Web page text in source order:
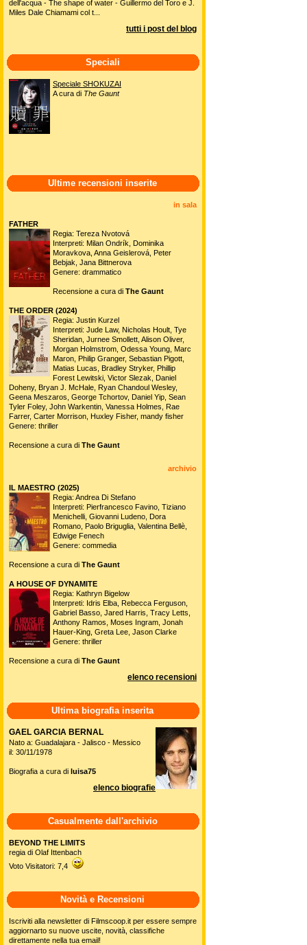
dell'acqua - The shape of water - Guillermo del Toro e J.
Miles Dale Chiamami col t...
tutti i post del blog
Speciali
Speciale SHOKUZAI
A cura di The Gaunt
Ultime recensioni inserite
in sala
FATHER
Regia: Tereza Nvotová
Interpreti: Milan Ondrík, Dominika
Moravkova, Anna Geislerová, Peter
Bebjak, Jana Bittnerova
Genere: drammatico
Recensione a cura di The Gaunt
THE ORDER (2024)
Regia: Justin Kurzel
Interpreti: Jude Law, Nicholas Hoult, Tye
Sheridan, Jurnee Smollett, Alison Oliver,
Morgan Holmstrom, Odessa Young, Marc
Maron, Philip Granger, Sebastian Pigott,
Matias Lucas, Bradley Stryker, Phillip
Forest Lewitski, Victor Slezak, Daniel
Doheny, Bryan J. McHale, Ryan Chandoul Wesley,
Geena Meszaros, George Tchortov, Daniel Yip, Sean
Tyler Foley, John Warkentin, Vanessa Holmes, Rae
Farrer, Carter Morrison, Huxley Fisher, mandy fisher
Genere: thriller
Recensione a cura di The Gaunt
archivio
IL MAESTRO (2025)
Regia: Andrea Di Stefano
Interpreti: Pierfrancesco Favino, Tiziano
Menichelli, Giovanni Ludeno, Dora
Romano, Paolo Briguglia, Valentina Bellè,
Edwige Fenech
Genere: commedia
Recensione a cura di The Gaunt
A HOUSE OF DYNAMITE
Regia: Kathryn Bigelow
Interpreti: Idris Elba, Rebecca Ferguson,
Gabriel Basso, Jared Harris, Tracy Letts,
Anthony Ramos, Moses Ingram, Jonah
Hauer-King, Greta Lee, Jason Clarke
Genere: thriller
Recensione a cura di The Gaunt
elenco recensioni
Ultima biografia inserita
GAEL GARCIA BERNAL
Nato a: Guadalajara - Jalisco - Messico
il: 30/11/1978
Biografia a cura di luisa75
elenco biografie
Casualmente dall'archivio
BEYOND THE LIMITS
regia di Olaf Ittenbach
Voto Visitatori: 7,4
Novità e Recensioni
Iscriviti alla newsletter di Filmscoop.it per essere sempre
aggiornarto su nuove uscite, novità, classifiche
direttamente nella tua email!